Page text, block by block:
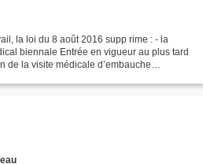
la loi du 8 août 2016 supp rime : - la
biennale Entrée en vigueur au plus tard
de la visite médicale d’embauche